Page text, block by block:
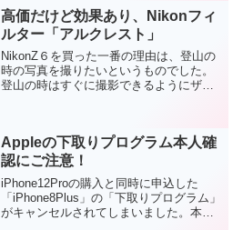
感です。WG-4利用者の立場から、新しく
登場した...
高価だけど効果あり、Nikonフィ
ルター「アルクレスト」
NikonZ６を買った一番の理由は、登山の
時の写真を撮りたいというものでした。
登山の時はすぐに撮影できるようにザッ
すというように、使...
Appleの下取りプログラム本人確
認にご注意！
iPhone12Proの購入と同時に申込した
「iPhone8Plus」の「下取りプログラム」
がキャンセルされてしまいました。本人